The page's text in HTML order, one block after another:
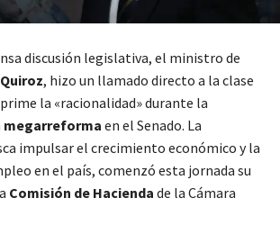
discusión legislativa, el ministro de
, hizo un llamado directo a la clase
la «racionalidad» durante la
megarreforma en el Senado. La
impulsar el crecimiento económico y la
en el país, comenzó esta jornada su
Comisión de Hacienda de la Cámara